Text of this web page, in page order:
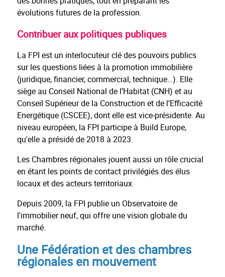
évolutions futures de la profession.
Contribuer aux politiques publiques
La FPI est un interlocuteur clé des pouvoirs publics
sur les questions liées à la promotion immobilière
(juridique, financier, commercial, technique…). Elle
siège au Conseil National de l’Habitat (CNH) et au
Conseil Supérieur de la Construction et de l’Efficacité
Energétique (CSCEE), dont elle est vice-présidente. Au
niveau européen, la FPI participe à Build Europe,
qu'elle a présidé de 2018 à 2023.
Les Chambres régionales jouent aussi un rôle crucial
en étant les points de contact privilégiés des élus
locaux et des acteurs territoriaux.
Depuis 2009, la FPI publie un Observatoire de
l'immobilier neuf, qui offre une vision globale du
marché.
Une Fédération et des chambres
régionales en mouvement